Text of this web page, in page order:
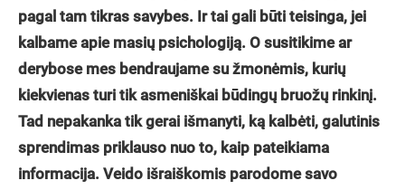
pagal tam tikras savybes. Ir tai gali būti teisinga, jei
kalbame apie masių psichologiją. O susitikime ar
derybose mes bendraujame su žmonėmis, kurių
kiekvienas turi tik asmeniškai būdingų bruožų rinkinį.
Tad nepakanka tik gerai išmanyti, ką kalbėti, galutinis
sprendimas priklauso nuo to, kaip pateikiama
informacija. Veido išraiškomis parodome savo